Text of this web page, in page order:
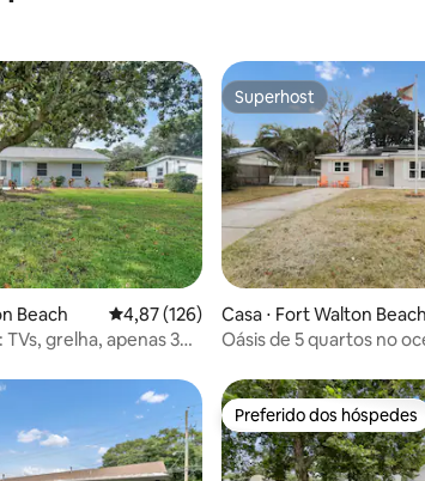
5, 29 avaliações
Beach 4,87 de uma avaliação média de 5, 126
4,87 (126)
TVs, grelha, apenas 3
Superhost
Superhost
Casa ⋅ Fort Walton Beach
Oásis de 5 quartos no
Preferido dos hóspedes
Preferido dos hóspedes